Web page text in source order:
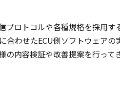
プロトコルや各種規格を採用
合わせたECU側ソフトウェア
の内容検証や改善提案を行って